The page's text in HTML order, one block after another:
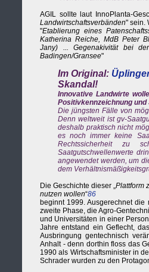
AGIL sollte laut InnoPlanta-
Landwirtschaftsverbänden" sein.
"Etablierung eines
Katherina Reiche, MdB Peter
Jany) ... Gegenakivität bei
Badingen/Gransee"
Im Original:
Skandal!
Innovative Landwirte
Positivkennzeichnung
Die jüngsten Fälle von
Denn weltweit ist gv-
deshalb praktisch nicht
es noch immer keine
Rechtssicherheit zu
Saatgutschwellenwerte
angewendet werden, um
dem
Die Geschichte dieser „Plattform
nutzen wollen“86
beginnt 1999. Ausgerechnet
zweite Phase, die Agro-
und Universitäten in einer
Jahre entstand ein Geflecht,
Ausbringung gentechnisch
Anhalt - denn dorthin floss das
1990 als Wirtschaftsminister in
Schrader wurden zu den